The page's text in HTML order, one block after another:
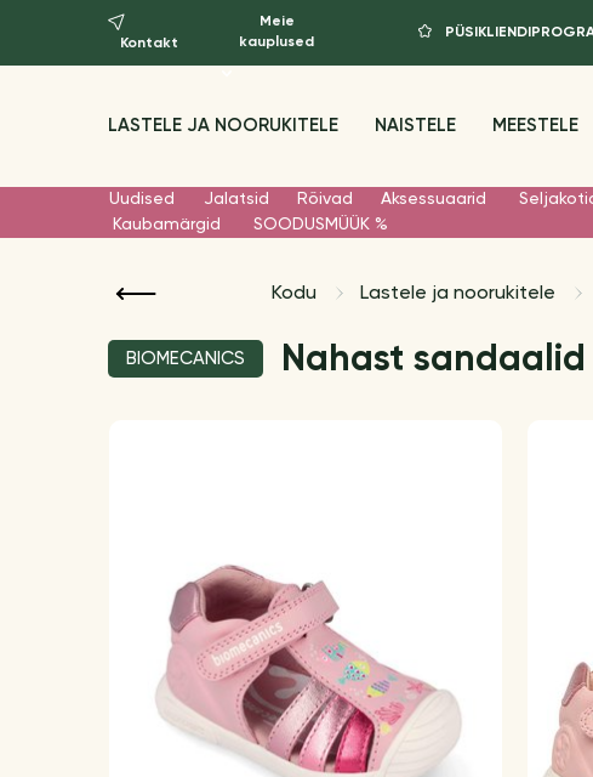
Kontakt
Meie
kauplused
LASTELE JA NOORUKITELE NAISTELE MEESTELE
Uudised Jalatsid Rõivad Aksessuaarid
Kaubamärgid
SOODUSMÜÜK %
Kodu Lastele ja noorukitele
BIOMECANICS Nahast